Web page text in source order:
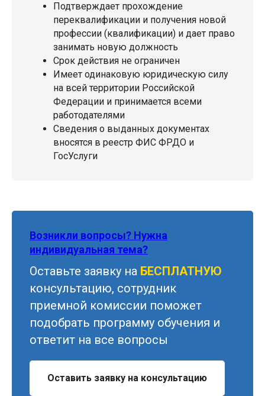
Подтверждает прохождение
переквалификации и получения новой
профессии (квалификации) и дает право
занимать новую должность
Срок действия не ограничен
Имеет одинаковую юридическую силу
на всей территории Российской
Федерации и принимается всеми
работодателями
Сведения о выданных документах
вносятся в реестр ФИС ФРДО и
ГосУслуги
Возникли вопросы? Нужна
индивидуальная тема?
Оставьте заявку на БЕСПЛАТНУЮ
консультацию, сотрудник
приемной комиссии поможет
подобрать программу обучения и
ответит на все вопросы
Оставить заявку на консультацию